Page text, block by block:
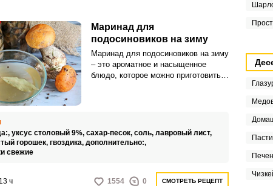
Маринад для
подосиновиков на зиму
Маринад для подосиновиков на зиму
– это ароматное и насыщенное
блюдо, которое можно приготовить
аромат и вкус этого маринада.
уксус столовый 9%, сахар-песок, соль, лавровый лист,
горошек, гвоздика, дополнительно:,
свежие
13 ч 1554 0 СМОТРЕТЬ РЕЦЕПТ
РЕГИСТРАЦИЯ
Войдите
социальных сетей:
или